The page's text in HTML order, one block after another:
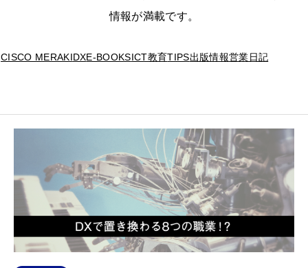
情報が満載です。
CISCO MERAKIDXE-BOOKSICT教育TIPS出版情報営業日記